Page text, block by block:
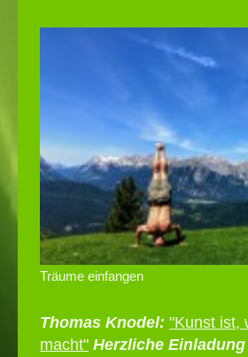
Träume einfangen
Thomas Knodel: "Kunst ist,
macht" Herzliche